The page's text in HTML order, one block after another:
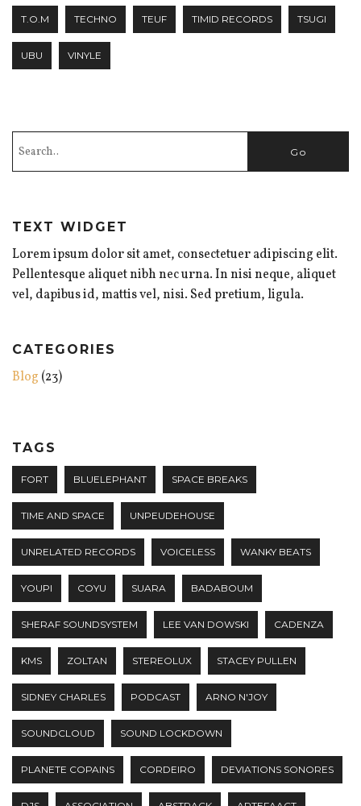
T.O.M TECHNO TEUF TIMID RECORDS TSUGI
UBU VINYLE
TEXT WIDGET
Lorem ipsum dolor sit amet, consectetuer adipiscing elit.
Pellentesque aliquet nibh nec urna. In nisi neque, aliquet
vel, dapibus id, mattis vel, nisi. Sed pretium, ligula.
CATEGORIES
Blog (23)
TAGS
FORT BLUELEPHANT SPACE BREAKS
TIME AND SPACE UNPEUDEHOUSE
UNRELATED RECORDS VOICELESS WANKY BEATS
YOUPI COYU SUARA BADABOUM
SHERAF SOUNDSYSTEM LEE VAN DOWSKI CADENZA
KMS ZOLTAN STEREOLUX STACEY PULLEN
SIDNEY CHARLES PODCAST ARNO N'JOY
SOUNDCLOUD SOUND LOCKDOWN
PLANETE COPAINS CORDEIRO DEVIATIONS SONORES